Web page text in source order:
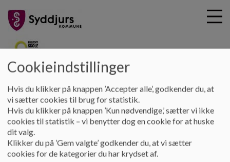
ebeltoftskole
SFO Kontakt SFO
Kontakt SFO
SFO kan kontaktes via telefon 20485380 indenfor normalt
Cookieindstillinger
Hvis du klikker på knappen ’Accepter alle’, godkender du, at
vi sætter cookies til brug for statistik.
Hvis du klikker på knappen ’Kun nødvendige,’ sætter vi ikke
cookies til statistik – vi benytter dog en cookie for at huske
dit valg.
Klikker du på ’Gem valgte’ godkender du, at vi sætter
cookies for de kategorier du har krydset af.